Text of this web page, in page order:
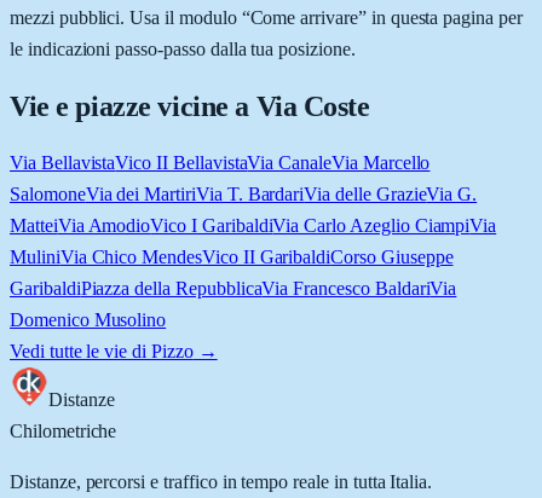
mezzi pubblici. Usa il modulo “Come arrivare” in questa pagina per
le indicazioni passo-passo dalla tua posizione.
Vie e piazze vicine a Via Coste
Via BellavistaVico II BellavistaVia CanaleVia Marcello
SalomoneVia dei MartiriVia T. BardariVia delle GrazieVia G.
MatteiVia AmodioVico I GaribaldiVia Carlo Azeglio CiampiVia
MuliniVia Chico MendesVico II GaribaldiCorso Giuseppe
GaribaldiPiazza della RepubblicaVia Francesco BaldariVia
Domenico Musolino
Vedi tutte le vie di Pizzo→
Distanze
Chilometriche
Distanze, percorsi e traffico in tempo reale in tutta Italia.